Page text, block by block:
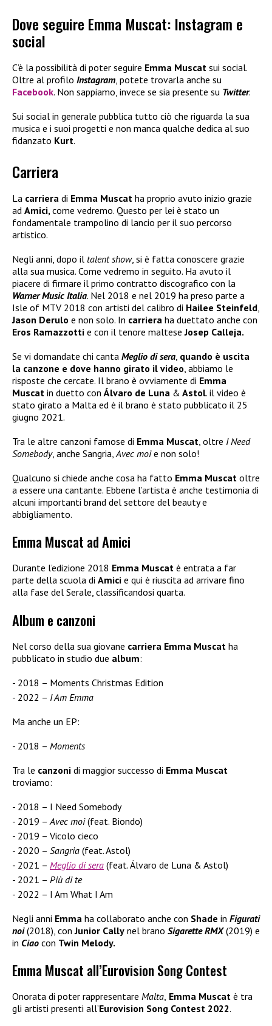
Dove seguire Emma Muscat: Instagram e
social
C’è la possibilità di poter seguire Emma Muscat sui social.
Oltre al profilo Instagram, potete trovarla anche su
Facebook. Non sappiamo, invece se sia presente su Twitter.
Sui social in generale pubblica tutto ciò che riguarda la sua
musica e i suoi progetti e non manca qualche dedica al suo
fidanzato Kurt.
Carriera
La carriera di Emma Muscat ha proprio avuto inizio grazie
ad Amici, come vedremo. Questo per lei è stato un
fondamentale trampolino di lancio per il suo percorso
artistico.
Negli anni, dopo il talent show, si è fatta conoscere grazie
alla sua musica. Come vedremo in seguito. Ha avuto il
piacere di firmare il primo contratto discografico con la
Warner Music Italia. Nel 2018 e nel 2019 ha preso parte a
Isle of MTV 2018 con artisti del calibro di Hailee Steinfeld
Jason Derulo e non solo. In carriera ha duettato anche con
Eros Ramazzotti e con il tenore malteseJosep Calleja.
Se vi domandate chi canta Meglio di sera quando è uscita
la canzone e dove hanno girato il video , abbiamo le
risposte che cercate. Il brano è ovviamente di Emma
Muscat in duetto con Álvaro de Luna & Astol. il video è
stato girato a Malta ed è il brano è stato pubblicato il 25
giugno 2021.
Tra le altre canzoni famose di Emma Muscat , oltre I Need
Somebody, anche Sangria, Avec moie non solo!
Qualcuno si chiede anche cosa ha fatto Emma Muscat oltre
a essere una cantante. Ebbene l’artista è anche testimonia di
alcuni importanti brand del settore del beauty e
abbigliamento.
Emma Muscat ad Amici
Durante l’edizione 2018 Emma Muscat è entrata a far
parte della scuola di Amici e qui è riuscita ad arrivare fino
alla fase del Serale, classificandosi quarta.
Album e canzoni
Nel corso della sua giovane carriera Emma Muscat ha
pubblicato in studio due album:
2018 – Moments Christmas Edition
2022 – I Am Emma
Ma anche un EP:
2018 – Moments
Tra le canzoni di maggior successo di Emma Muscat
troviamo:
2018 – I Need Somebody
2019 – Avec moi(feat. Biondo)
2019 – Vicolo cieco
2020 – Sangria (feat. Astol)
2021 – Meglio di sera (feat. Álvaro de Luna & Astol)
2021 – Più di te
2022 – I Am What I Am
Negli anni Emma ha collaborato anche con Shade in Figurati
noi(2018), conJunior Cally nel brano Sigarette RMX(2019) e
in Ciao con Twin Melody.
Emma Muscat all’Eurovision Song Contest
Onorata di poter rappresentare Malta, Emma Muscat è tra
gli artisti presenti all’Eurovision Song Contest 2022.